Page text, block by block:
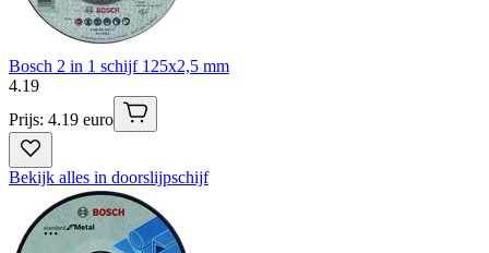
Bosch 2 in 1 schijf 125x2,5 mm
4.19
Prijs: 4.19 euro
Bekijk alles in doorslijpschijf